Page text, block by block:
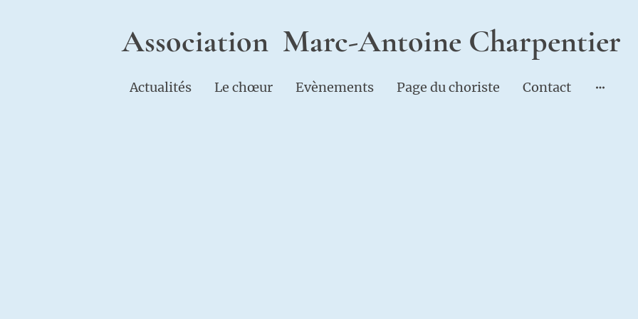
Association Marc-Antoine Charpentier
Actualités Le chœur Evènements Page du choriste Contact